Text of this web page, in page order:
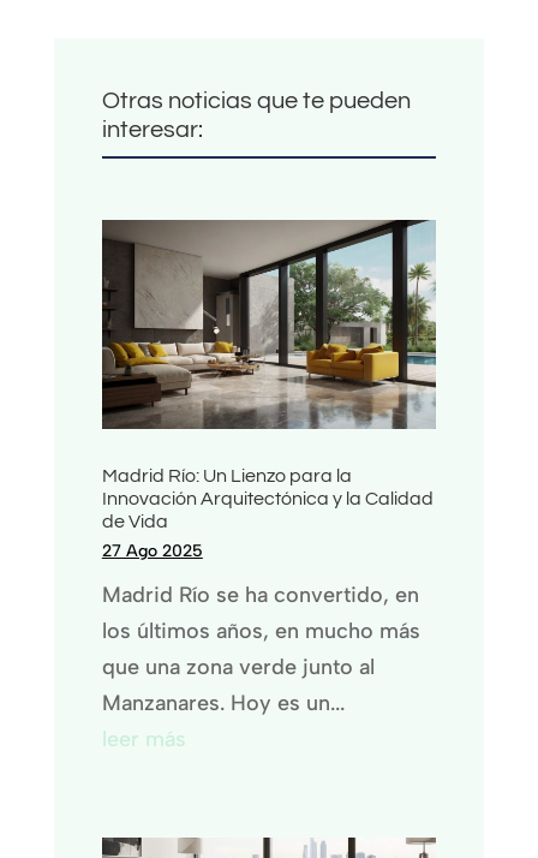
Otras noticias que te pueden
interesar:
Madrid Río: Un Lienzo para la
Innovación Arquitectónica y la Calidad
de Vida
27 Ago 2025
Madrid Río se ha convertido, en
los últimos años, en mucho más
que una zona verde junto al
Manzanares. Hoy es un...
leer más